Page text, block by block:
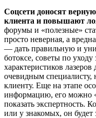
Соцсети доносят
клиента и повышают
форумы и «полезные»
просто неверная, а
— дать правильную и
ботоксе, советы по уходу
характеристиков
очевидным специалисту,
клиенту. Еще на этапе
информацию, его можно
показать экспертность.
или у знакомых, он будет